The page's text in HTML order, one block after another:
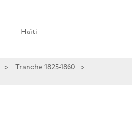
Haïti -
Tranche 1825-1860